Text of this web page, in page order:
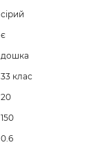
сірий
є
дошка
33 клас
20
150
0.6